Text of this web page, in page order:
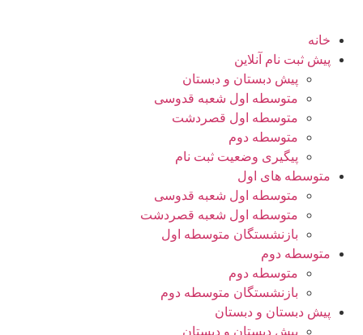
خانه
پیش ثبت نام آنلاین
پیش دبستان و دبستان
متوسطه اول شعبه قدوسی
متوسطه اول قصردشت
متوسطه دوم
پیگیری وضعیت ثبت نام
متوسطه های اول
متوسطه اول شعبه قدوسی
متوسطه اول شعبه قصردشت
بازنشستگان متوسطه اول
متوسطه دوم
متوسطه دوم
بازنشستگان متوسطه دوم
پیش دبستان و دبستان
پیش دبستان و دبستان